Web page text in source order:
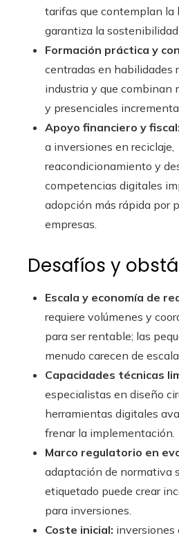
tarifas que contemplan
garantiza la
Formación práctica y
centradas en habilidades
industria y que combinan
y presenciales
Apoyo financiero y fiscal:
a inversiones en reciclaje,
reacondicionamiento y
competencias digitales
adopción más rápida por
empresas.
Desafíos y
Escala y economía de
requiere volúmenes y
para ser rentable; las
menudo carecen de
Capacidades técnicas
especialistas en diseño
herramientas digitales
frenar la implementación.
Marco regulatorio en
adaptación de normativa
etiquetado puede crear
para inversiones.
Coste inicial: inversiones